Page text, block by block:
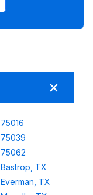
75016
75039
75062
Bastrop, TX
Everman, TX